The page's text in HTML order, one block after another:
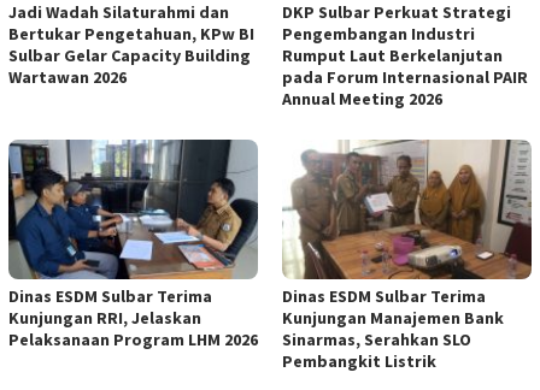
Jadi Wadah Silaturahmi dan
Bertukar Pengetahuan, KPw BI
Sulbar Gelar Capacity Building
Wartawan 2026
DKP Sulbar Perkuat Strategi
Pengembangan Industri
Rumput Laut Berkelanjutan
pada Forum Internasional PAIR
Annual Meeting 2026
Dinas ESDM Sulbar Terima
Kunjungan RRI, Jelaskan
Pelaksanaan Program LHM 2026
Dinas ESDM Sulbar Terima
Kunjungan Manajemen Bank
Sinarmas, Serahkan SLO
Pembangkit Listrik